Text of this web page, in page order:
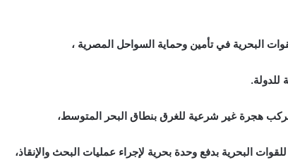
البحرية في تأمين وحماية السواحل المصرية ،
للدولة.
مركب هجرة غير شرعية للغرق بنطاق البحر المتوسط،
البحرية بدفع وحدة بحرية لإجراء عمليات البحث والإنقاذ،